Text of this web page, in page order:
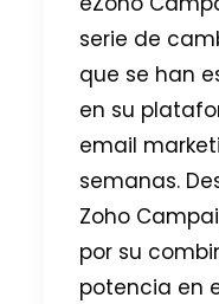
serie de
que se han
en su
email
semanas.
Zoho
por su
potencia en 1